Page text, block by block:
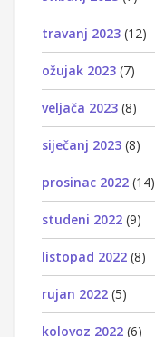
travanj 2023 (12)
ožujak 2023 (7)
veljača 2023 (8)
siječanj 2023 (8)
prosinac 2022 (14)
studeni 2022 (9)
listopad 2022 (8)
rujan 2022 (5)
kolovoz 2022 (6)